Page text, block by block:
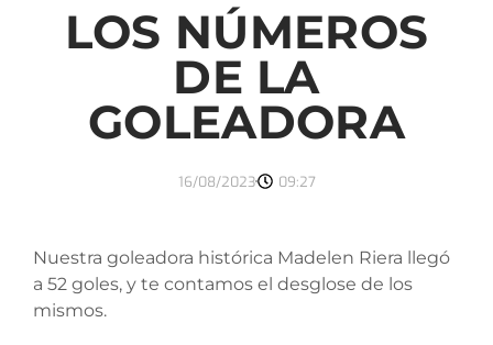
LOS NÚMEROS
DE LA
GOLEADORA
16/08/2023 09:27
Nuestra goleadora histórica Madelen Riera llegó
a 52 goles, y te contamos el desglose de los
mismos.